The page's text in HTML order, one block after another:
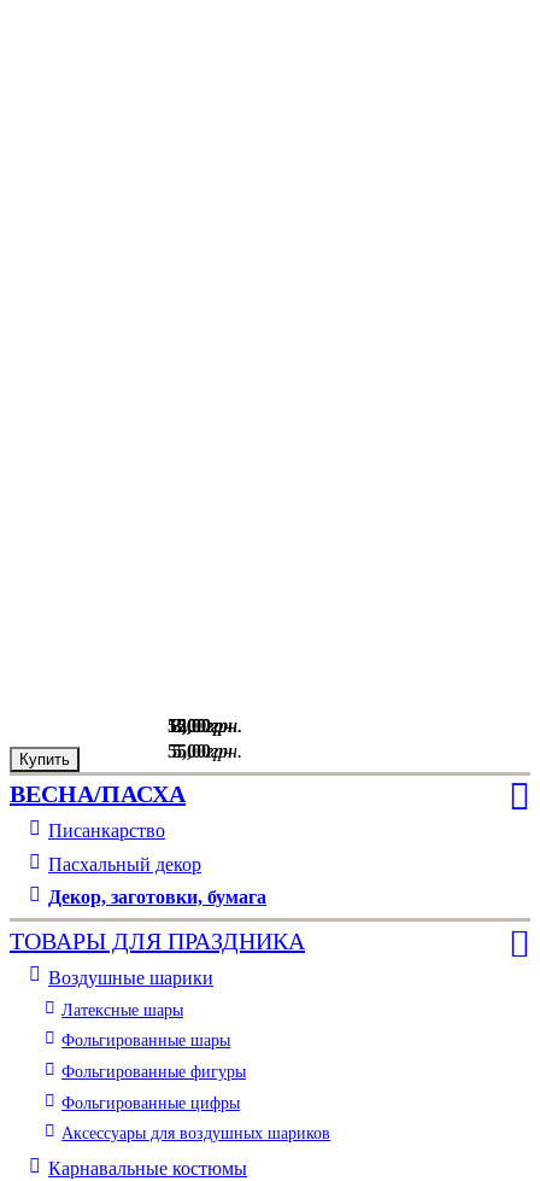
55,00грн.
Купить
12,00грн.
Купить 55,00грн.
3,00грн.
Купить
3,00грн.
Купить 5,00грн.
ВЕСНА/ПАСХА
Писанкарство
Пасхальный декор
Декор, заготовки, бумага
ТОВАРЫ ДЛЯ ПРАЗДНИКА
Воздушные шарики
Латексные шары
Фольгированные шары
Фольгированные фигуры
Фольгированные цифры
Аксессуары для воздушных шариков
Карнавальные костюмы